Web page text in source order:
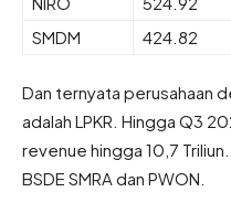
SMDM
424.82
Dan ternyata perusahaan
adalah LPKR. Hingga Q3
revenue hingga 10,7
BSDE SMRA dan PWON.